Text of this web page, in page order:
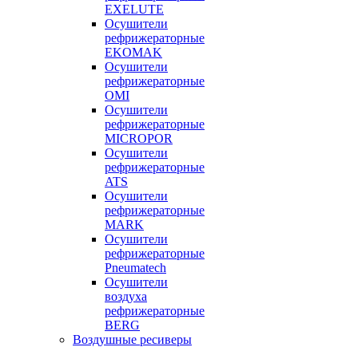
EXELUTE
Осушители
рефрижераторные
EKOMAK
Осушители
рефрижераторные
OMI
Осушители
рефрижераторные
MICROPOR
Осушители
рефрижераторные
ATS
Осушители
рефрижераторные
MARK
Осушители
рефрижераторные
Pneumatech
Осушители
воздуха
рефрижераторные
BERG
Воздушные ресиверы